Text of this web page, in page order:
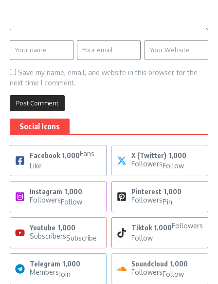
Save my name, email, and website in this browser for the
next time I comment.
Social Icons
Facebook 1,000Fans
Like
X (Twitter) 1,000
FollowersFollow
Instagram 1,000
FollowersFollow
Pinterest 1,000
FollowersPin
Youtube 1,000
SubscribersSubscribe
Tiktok 1,000Followers
Follow
Telegram 1,000
MembersJoin
Soundcloud 1,000
FollowersFollow